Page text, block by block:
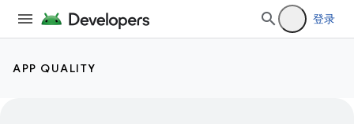
登录
APP QUALITY